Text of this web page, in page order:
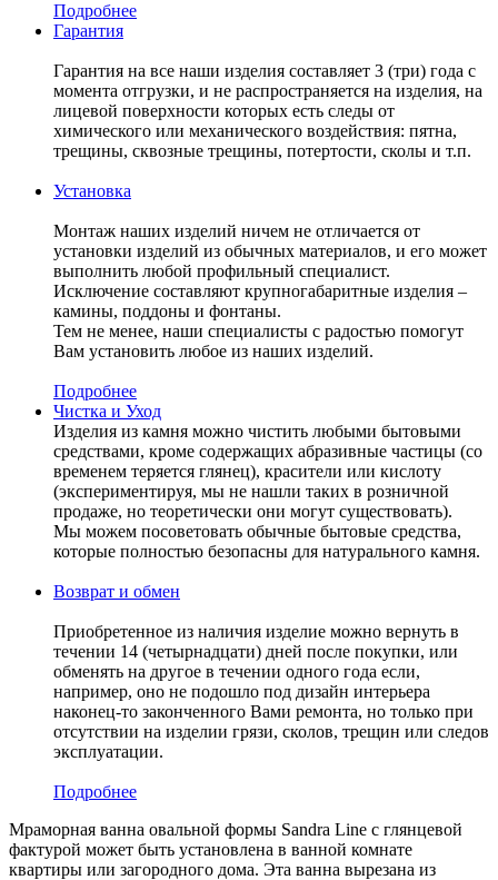
Подробнее
Гарантия
Гарантия на все наши изделия составляет 3 (три) года с
момента отгрузки, и не распространяется на изделия, на
лицевой поверхности которых есть следы от
химического или механического воздействия: пятна,
трещины, сквозные трещины, потертости, сколы и т.п.
Установка
Монтаж наших изделий ничем не отличается от
установки изделий из обычных материалов, и его может
выполнить любой профильный специалист.
Исключение составляют крупногабаритные изделия –
камины, поддоны и фонтаны.
Тем не менее, наши специалисты с радостью помогут
Вам установить любое из наших изделий.
Подробнее
Чистка и Уход
Изделия из камня можно чистить любыми бытовыми
средствами, кроме содержащих абразивные частицы (со
временем теряется глянец), красители или кислоту
(экспериментируя, мы не нашли таких в розничной
продаже, но теоретически они могут существовать).
Мы можем посоветовать обычные бытовые средства,
которые полностью безопасны для натурального камня.
Возврат и обмен
Приобретенное из наличия изделие можно вернуть в
течении 14 (четырнадцати) дней после покупки, или
обменять на другое в течении одного года если,
например, оно не подошло под дизайн интерьера
наконец-то законченного Вами ремонта, но только при
отсутствии на изделии грязи, сколов, трещин или следов
эксплуатации.
Подробнее
Мраморная ванна овальной формы Sandra Line с глянцевой
фактурой может быть установлена в ванной комнате
квартиры или загородного дома. Эта ванна вырезана из